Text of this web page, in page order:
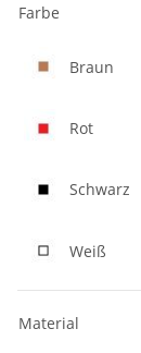
Farbe
Braun
Rot
Schwarz
Weiß
Material